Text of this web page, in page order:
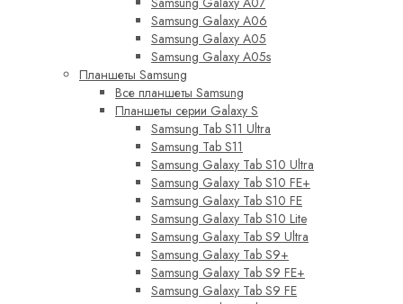
Samsung Galaxy A06
Samsung Galaxy A05
Samsung Galaxy A05s
Планшеты Samsung
Все планшеты Samsung
Планшеты серии Galaxy S
Samsung Tab S11 Ultra
Samsung Tab S11
Samsung Galaxy Tab S10 Ultra
Samsung Galaxy Tab S10 FE+
Samsung Galaxy Tab S10 FE
Samsung Galaxy Tab S10 Lite
Samsung Galaxy Tab S9 Ultra
Samsung Galaxy Tab S9+
Samsung Galaxy Tab S9 FE+
Samsung Galaxy Tab S9 FE